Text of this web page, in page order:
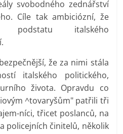
svobodného zednářství
Cíle tak ambiciózní, že
podstatu italského
že za nimi stála
italského politického,
života. Opravdu co
^tovaryšům" patřili tři
níci, třicet poslanců, na
policejních činitelů, několik